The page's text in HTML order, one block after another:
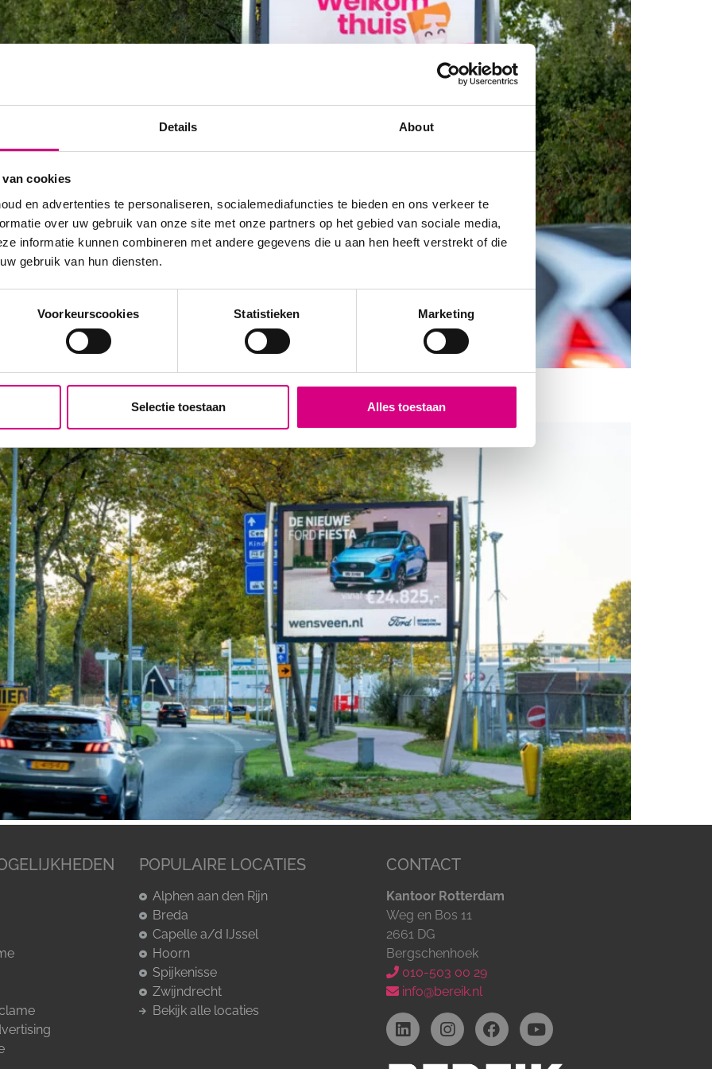
Details About
cookies
en advertenties te personaliseren, socialemediafuncties te bieden en ons verkeer te
over uw gebruik van onze site met onze partners op het gebied van sociale media,
informatie kunnen combineren met andere gegevens die u aan hen heeft verstrekt of die
gebruik van hun diensten.
Voorkeurscookies Statistieken Marketing
Selectie toestaan Alles toestaan
POPULAIRE LOCATIES
Alphen aan den Rijn
Breda
Capelle a/d IJssel
Hoorn
Spijkenisse
Zwijndrecht
Bekijk alle locaties
CONTACT
Kantoor Rotterdam
Weg en Bos 11
2661 DG
Bergschenhoek
010-503 00 29
info@bereik.nl